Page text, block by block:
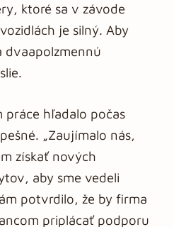
ktoré sa v závode
je silný. Aby
dvaapolzmennú
práce hľadalo počas
„Zaujímalo nás,
získať nových
aby sme vedeli
potvrdilo, že by firma
priplácať podporu